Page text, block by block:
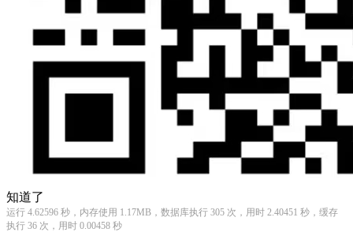
知道了
运行 4.62596 秒，内存使用 1.17MB，数据库执行 305 次，用时 2.40451 秒，缓存
执行 36 次，用时 0.00458 秒